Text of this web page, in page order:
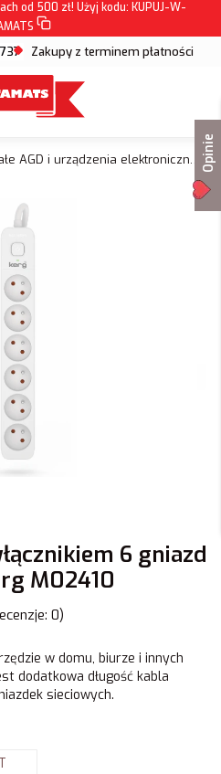
od 500 zł! Użyj kodu: KUPUJ-W-
Zakupy z terminem płatności
Małe AGD i urządzenia elektroniczne do domu i biura
6 gniazd
M02410
0)
w domu, biurze i innych
dodatkowa długość kabla
sieciowych.
Opinie